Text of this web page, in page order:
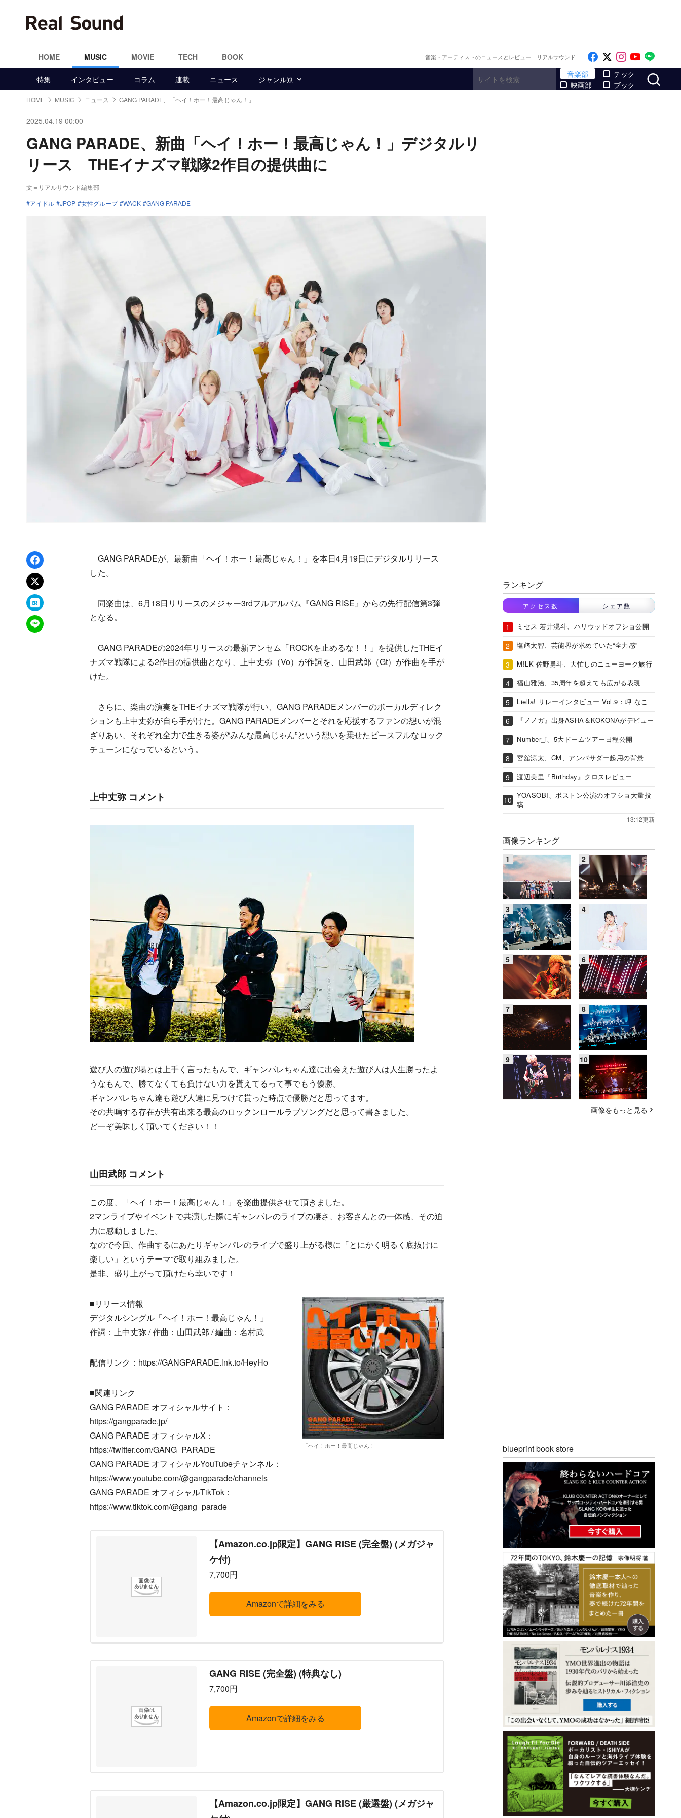
HOME MUSIC MOVIE TECH BOOK 音楽・アーティストのニュースとレビュー｜リアルサウンド Like on Facebook
Follow on x
Follow on
Follow
特集 インタビュー コラム 連載 ニュース ジャンル別
音楽部
映画部
テック
ブック
HOME MUSIC ニュース GANG PARADE、「ヘイ！ホー！最高じゃん！」
2025.04.19 00:00
GANG PARADE、新曲「ヘイ！ホー！最高じゃん！」デジタルリ
リース THEイナズマ戦隊2作目の提供曲に
文＝リアルサウンド編集部
アイドル
JPOP 女性グループ WACK GANG PARADE
Facebookでシェア
xでポスト
はてなブックマーク
LINEで送る
GANG PARADEが、最新曲「ヘイ！ホー！最高じゃん！」を本日4月19日にデジタルリリース
した。
同楽曲は、6月18日リリースのメジャー3rdフルアルバム『GANG RISE』からの先行配信第3弾
となる。
GANG PARADEの2024年リリースの最新アンセム「ROCKを止めるな！！」を提供したTHEイ
ナズマ戦隊による2作目の提供曲となり、上中丈弥（Vo）が作詞を、山田武郎（Gt）が作曲を手が
けた。
さらに、楽曲の演奏をTHEイナズマ戦隊が行い、GANG PARADEメンバーのボーカルディレク
ションも上中丈弥が自ら手がけた。GANG PARADEメンバーとそれを応援するファンの想いが混
ざりあい、それぞれ全力で生きる姿が“みんな最高じゃん”という想いを乗せたピースフルなロック
チューンになっているという。
上中丈弥 コメント
遊び人の遊び場とは上手く言ったもんで、ギャンパレちゃん達に出会えた遊び人は人生勝ったよ
うなもんで、勝てなくても負けない力を貰えてるって事でもう優勝。
ギャンパレちゃん達も遊び人達に見つけて貰った時点で優勝だと思ってます。
その共嗚する存在が共有出来る最高のロックンロールラブソングだと思って書きました。
ど一ぞ美昧しく頂いてください！！
山田武郎 コメント
この度、「ヘイ！ホー！最高じゃん！」を楽曲提供させて頂きました。
2マンライブやイベントで共演した際にギャンパレのライブの凄さ、お客さんとの一体感、その迫
力に感動しました。
なので今回、作曲するにあたりギャンパレのライブで盛り上がる様に「とにかく明るく底抜けに
楽しい」というテーマで取り組みました。
是非、盛り上がって頂けたら幸いです！
「ヘイ！ホー！最高じゃん！」
■リリース情報
デジタルシングル「ヘイ！ホー！最高じゃん！」
作詞：上中丈弥 / 作曲：山田武郎 / 編曲：名村武
配信リンク：https://GANGPARADE.lnk.to/HeyHo
■関連リンク
GANG PARADE オフィシャルサイト：
https://gangparade.jp/
GANG PARADE オフィシャルX：
https://twitter.com/GANG_PARADE
GANG PARADE オフィシャルYouTubeチャンネル：
https://www.youtube.com/@gangparade/channels
GANG PARADE オフィシャルTikTok：
https://www.tiktok.com/@gang_parade
【Amazon.co.jp限定】GANG RISE (完全盤) (メガジャ
ケ付)
7,700円
Amazonで詳細をみる
GANG RISE (完全盤) (特典なし)
7,700円
Amazonで詳細をみる
【Amazon.co.jp限定】GANG RISE (厳選盤) (メガジャ
ランキング
アクセス数 シェア数
ミセス 若井滉斗、ハリウッドオフショ公開
塩﨑太智、芸能界が求めていた“全力感”
M!LK 佐野勇斗、大忙しのニューヨーク旅行
福山雅治、35周年を超えても広がる表現
Liella! リレーインタビュー Vol.9：岬 なこ
『ノノガ』出身ASHA＆KOKONAがデビュー
Number_i、5大ドームツアー日程公開
宮舘涼太、CM、アンバサダー起用の背景
渡辺美里『Birthday』クロスレビュー
YOASOBI、ボストン公演のオフショ大量投
稿
13:12更新
画像ランキング
画像をもっと見る
blueprint book store